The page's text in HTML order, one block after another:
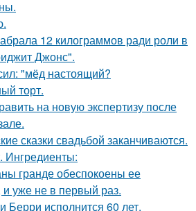
12 килограммов ради роли в
Джонс".
"мёд настоящий?
торт.
на новую экспертизу после
сказки свадьбой заканчиваются.
Ингредиенты:
гранде обеспокоены ее
и уже не в первый раз.
Берри исполнится 60 лет.